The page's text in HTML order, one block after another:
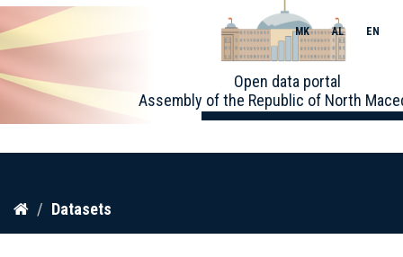
Skip
content
Open data portal
Assembly of the Republic of North
MK AL EN
Datasets